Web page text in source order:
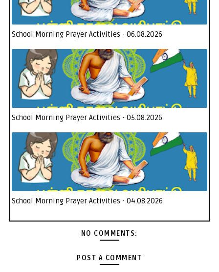
School Morning Prayer Activities - 06.08.2026
School Morning Prayer Activities - 05.08.2026
School Morning Prayer Activities - 04.08.2026
NO COMMENTS:
POST A COMMENT